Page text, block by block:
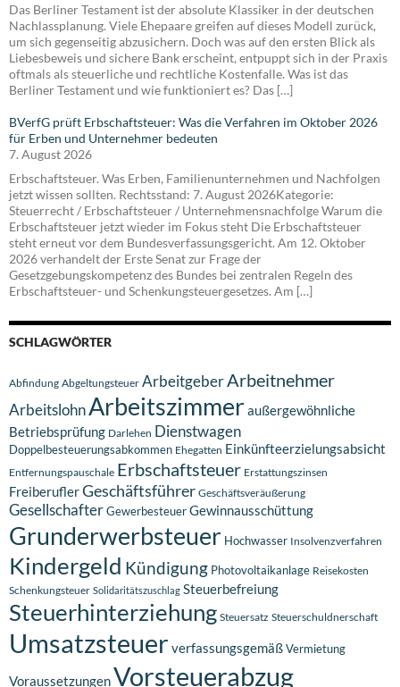
Das Berliner Testament ist der absolute Klassiker in der deutschen
Nachlassplanung. Viele Ehepaare greifen auf dieses Modell zurück,
um sich gegenseitig abzusichern. Doch was auf den ersten Blick als
Liebesbeweis und sichere Bank erscheint, entpuppt sich in der Praxis
oftmals als steuerliche und rechtliche Kostenfalle. Was ist das
Berliner Testament und wie funktioniert es? Das […]
BVerfG prüft Erbschaftsteuer: Was die Verfahren im Oktober 2026
für Erben und Unternehmer bedeuten
7. August 2026
Erbschaftsteuer. Was Erben, Familienunternehmen und Nachfolgen
jetzt wissen sollten. Rechtsstand: 7. August 2026Kategorie:
Steuerrecht / Erbschaftsteuer / Unternehmensnachfolge Warum die
Erbschaftsteuer jetzt wieder im Fokus steht Die Erbschaftsteuer
steht erneut vor dem Bundesverfassungsgericht. Am 12. Oktober
2026 verhandelt der Erste Senat zur Frage der
Gesetzgebungskompetenz des Bundes bei zentralen Regeln des
Erbschaftsteuer- und Schenkungsteuergesetzes. Am […]
SCHLAGWÖRTER
Abfindung Abgeltungsteuer ArbeitgeberArbeitnehmer
ArbeitslohnArbeitszimmeraußergewöhnliche
Betriebsprüfung Darlehen Dienstwagen
Doppelbesteuerungsabkommen Ehegatten Einkünfteerzielungsabsicht
Entfernungspauschale Erbschaftsteuer Erstattungszinsen
FreiberuflerGeschäftsführer Geschäftsveräußerung
GesellschafterGewerbesteuerGewinnausschüttung
Grunderwerbsteuer Hochwasser Insolvenzverfahren
Kindergeld Kündigung Photovoltaikanlage Reisekosten
Schenkungsteuer Solidaritätszuschlag Steuerbefreiung
Steuerhinterziehung Steuersatz Steuerschuldnerschaft
Umsatzsteuer verfassungsgemäßVermietung
VoraussetzungenVorsteuerabzug